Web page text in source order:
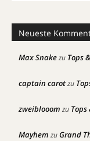
Neueste
Max Snakezu Tops
captain carotzu
zweiblooom zu Tops
Mayhem zuGrand